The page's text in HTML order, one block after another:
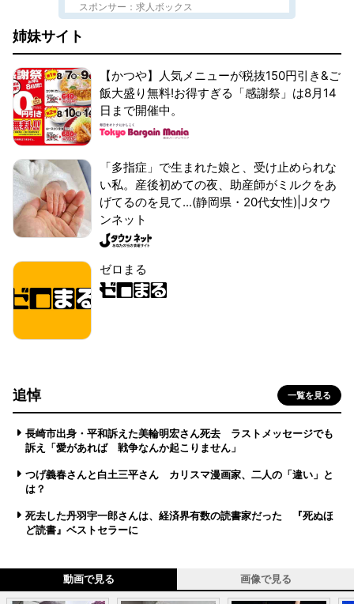
スポンサー：求人ボックス
姉妹サイト
【かつや】人気メニューが税抜150円引き&ご
飯大盛り無料!お得すぎる「感謝祭」は8月14
日まで開催中。
「多指症」で生まれた娘と、受け止められな
い私。産後初めての夜、助産師がミルクをあ
げてるのを見て...(静岡県・20代女性)|Jタウ
ンネット
ゼロまる
追悼 一覧を見る
長崎市出身・平和訴えた美輪明宏さん死去 ラストメッセージでも
訴え「愛があれば 戦争なんか起こりません」
つげ義春さんと白土三平さん カリスマ漫画家、二人の「違い」と
は？
死去した丹羽宇一郎さんは、経済界有数の読書家だった 『死ぬほ
ど読書』ベストセラーに
動画で見る 画像で見る